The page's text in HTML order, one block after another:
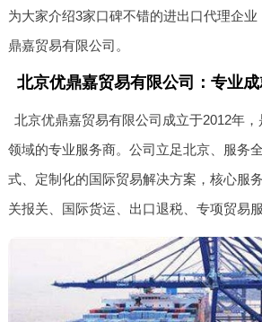
为大家介绍3家口碑不错的进出口代理企
鼎嘉贸易有限公司。
北京优鼎嘉贸易有限公司：专业
北京优鼎嘉贸易有限公司成立于2012年
领域的专业服务商。公司立足北京、服务
式、定制化的国际贸易解决方案，核心服
关报关、国际货运、出口退税、专项贸易